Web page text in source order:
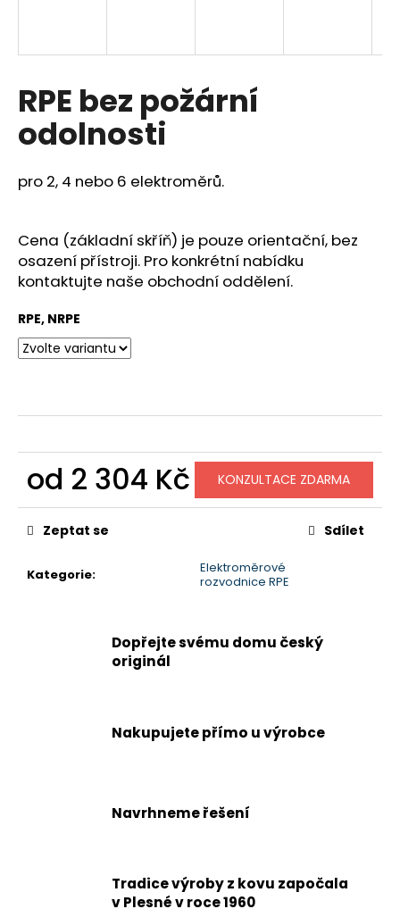
RPE bez požární
odolnosti
pro 2, 4 nebo 6 elektroměrů.
Cena (základní skříň) je pouze orientační, bez
osazení přístroji. Pro konkrétní nabídku
kontaktujte naše obchodní oddělení.
RPE, NRPE
od 2 304 Kč KONZULTACE ZDARMA
Kategorie:
Elektroměrové
rozvodnice RPE
Zeptat se Sdílet
Dopřejte svému domu český
originál
Nakupujete přímo u výrobce
Navrhneme řešení
Tradice výroby z kovu započala
v Plesné v roce 1960
t
?
HLEDAT
D
o
p
o
r
u
j
m